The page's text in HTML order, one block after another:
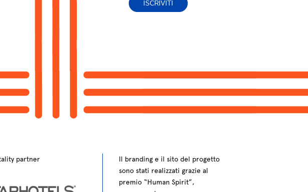
partner
Il branding e il sito del progetto
sono stati realizzati grazie al
premio “Human Spirit”,